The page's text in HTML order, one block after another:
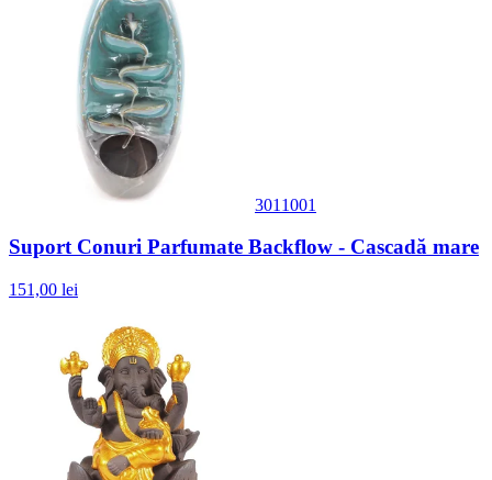
3011001
Suport Conuri Parfumate Backflow - Cascadă mare
151,00 lei